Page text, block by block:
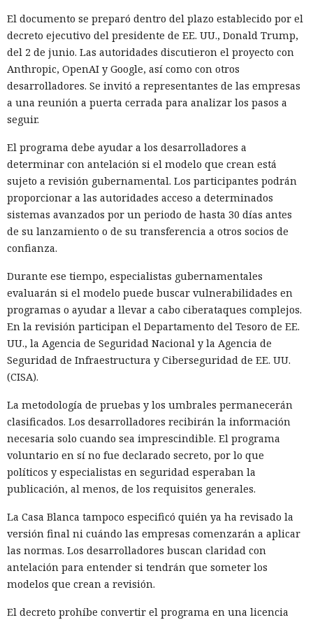
El documento se preparó dentro del plazo establecido por el
decreto ejecutivo del presidente de EE. UU., Donald Trump,
del 2 de junio. Las autoridades discutieron el proyecto con
Anthropic, OpenAI y Google, así como con otros
desarrolladores. Se invitó a representantes de las empresas
a una reunión a puerta cerrada para analizar los pasos a
seguir.
El programa debe ayudar a los desarrolladores a
determinar con antelación si el modelo que crean está
sujeto a revisión gubernamental. Los participantes podrán
proporcionar a las autoridades acceso a determinados
sistemas avanzados por un periodo de hasta 30 días antes
de su lanzamiento o de su transferencia a otros socios de
confianza.
Durante ese tiempo, especialistas gubernamentales
evaluarán si el modelo puede buscar vulnerabilidades en
programas o ayudar a llevar a cabo ciberataques complejos.
En la revisión participan el Departamento del Tesoro de EE.
UU., la Agencia de Seguridad Nacional y la Agencia de
Seguridad de Infraestructura y Ciberseguridad de EE. UU.
(CISA).
La metodología de pruebas y los umbrales permanecerán
clasificados. Los desarrolladores recibirán la información
necesaria solo cuando sea imprescindible. El programa
voluntario en sí no fue declarado secreto, por lo que
políticos y especialistas en seguridad esperaban la
publicación, al menos, de los requisitos generales.
La Casa Blanca tampoco especificó quién ya ha revisado la
versión final ni cuándo las empresas comenzarán a aplicar
las normas. Los desarrolladores buscan claridad con
antelación para entender si tendrán que someter los
modelos que crean a revisión.
El decreto prohíbe convertir el programa en una licencia